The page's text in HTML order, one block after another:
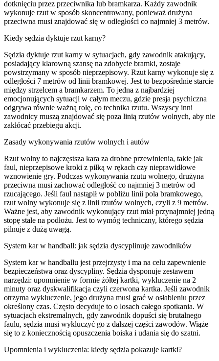
dotknięciu przez przeciwnika lub bramkarza. Każdy zawodnik
wykonuje rzut w sposób skoncentrowany, ponieważ drużyna
przeciwna musi znajdować się w odległości co najmniej 3 metrów.
Kiedy sędzia dyktuje rzut karny?
Sędzia dyktuje rzut karny w sytuacjach, gdy zawodnik atakujący,
posiadający klarowną szansę na zdobycie bramki, zostaje
powstrzymany w sposób nieprzepisowy. Rzut karny wykonuje się z
odległości 7 metrów od linii bramkowej. Jest to bezpośrednie starcie
między strzelcem a bramkarzem. To jedna z najbardziej
emocjonujących sytuacji w całym meczu, gdzie presja psychiczna
odgrywa równie ważną rolę, co technika rzutu. Wszyscy inni
zawodnicy muszą znajdować się poza linią rzutów wolnych, aby nie
zakłócać przebiegu akcji.
Zasady wykonywania rzutów wolnych i autów
Rzut wolny to najczęstsza kara za drobne przewinienia, takie jak
faul, nieprzepisowe kroki z piłką w rękach czy nieprawidłowe
wznowienie gry. Podczas wykonywania rzutu wolnego, drużyna
przeciwna musi zachować odległość co najmniej 3 metrów od
rzucającego. Jeśli faul nastąpił w pobliżu linii pola bramkowego,
rzut wolny wykonuje się z linii rzutów wolnych, czyli z 9 metrów.
Ważne jest, aby zawodnik wykonujący rzut miał przynajmniej jedną
stopę stale na podłożu. Jest to wymóg techniczny, którego sędzia
pilnuje z dużą uwagą.
System kar w handball: jak sędzia dyscyplinuje zawodników
System kar w handballu jest przejrzysty i ma na celu zapewnienie
bezpieczeństwa oraz dyscypliny. Sędzia dysponuje zestawem
narzędzi: upomnienie w formie żółtej kartki, wykluczenie na 2
minuty oraz dyskwalifikacja czyli czerwona kartka. Jeśli zawodnik
otrzyma wykluczenie, jego drużyna musi grać w osłabieniu przez
określony czas. Często decyduje to o losach całego spotkania. W
sytuacjach ekstremalnych, gdy zawodnik dopuści się brutalnego
faulu, sędzia musi wykluczyć go z dalszej części zawodów. Wiąże
się to z koniecznością opuszczenia boiska i udania się do szatni.
Upomnienia i wykluczenia: kiedy sędzia pokazuje kartki?